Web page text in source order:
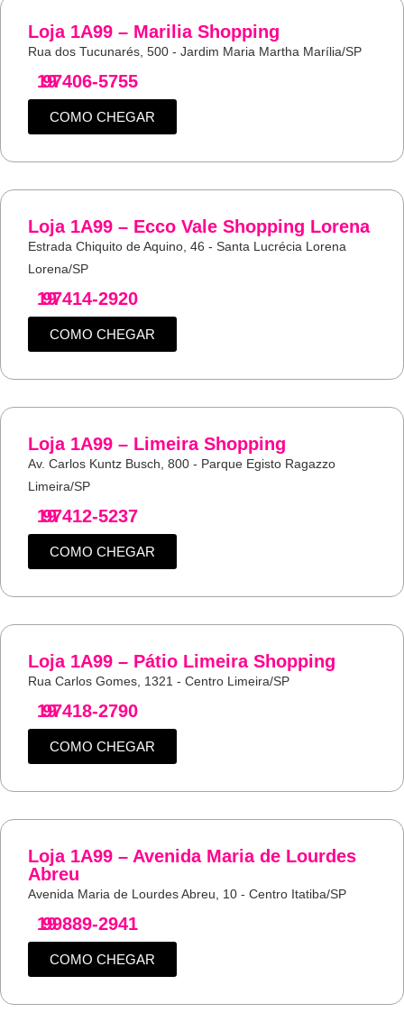
Loja 1A99 – Marilia Shopping
Rua dos Tucunarés, 500 - Jardim Maria Martha Marília/SP
19
97406-5755
COMO CHEGAR
Loja 1A99 – Ecco Vale Shopping Lorena
Estrada Chiquito de Aquino, 46 - Santa Lucrécia Lorena
Lorena/SP
19
97414-2920
COMO CHEGAR
Loja 1A99 – Limeira Shopping
Av. Carlos Kuntz Busch, 800 - Parque Egisto Ragazzo
Limeira/SP
19
97412-5237
COMO CHEGAR
Loja 1A99 – Pátio Limeira Shopping
Rua Carlos Gomes, 1321 - Centro Limeira/SP
19
97418-2790
COMO CHEGAR
Loja 1A99 – Avenida Maria de Lourdes
Abreu
Avenida Maria de Lourdes Abreu, 10 - Centro Itatiba/SP
19
99889-2941
COMO CHEGAR